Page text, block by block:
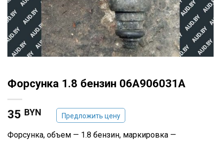
Форсунка 1.8 бензин 06A906031A
35 BYN Предложить цену
Форсунка, объем — 1.8 бензин, маркировка —